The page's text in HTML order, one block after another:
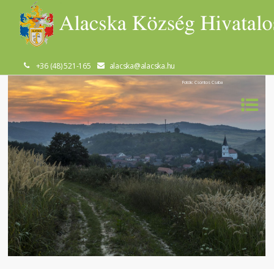
+36 (48) 521-165 alacska@alacska.hu
Fotók: Csontos Csaba